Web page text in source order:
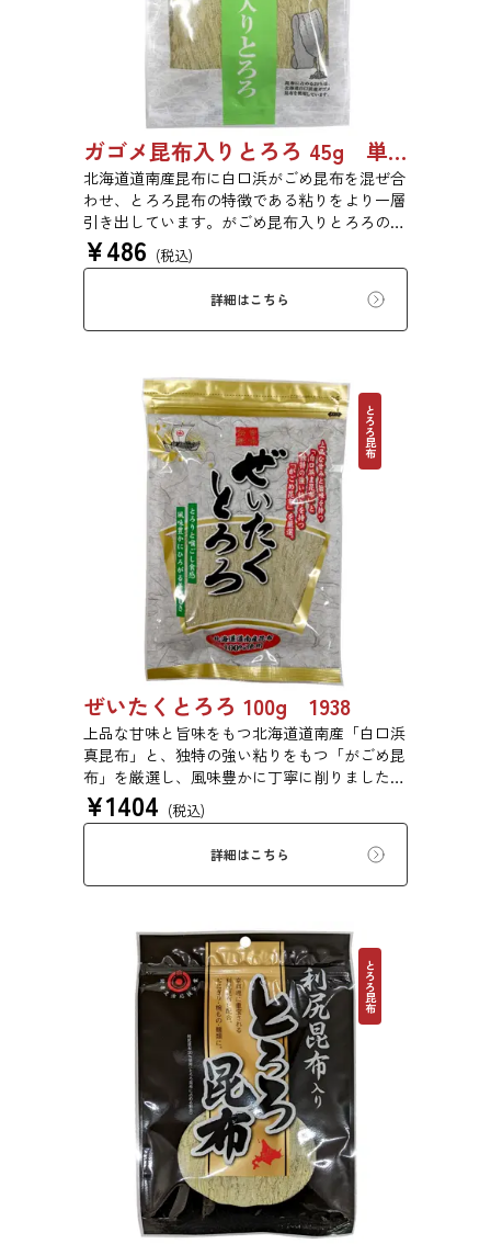
ガゴメ昆布入りとろろ 45g 単品 5袋セット 20袋セット 1774
北海道道南産昆布に白口浜がごめ昆布を混ぜ合
わせ、とろろ昆布の特徴である粘りをより一層
引き出しています。がごめ昆布入りとろろの粘
りと旨味をぜひご賞味ください。
¥486 (税込)
詳細はこちら
とろろ昆布
ぜいたくとろろ 100g 1938
上品な甘味と旨味をもつ北海道道南産「白口浜
真昆布」と、独特の強い粘りをもつ「がごめ昆
布」を厳選し、風味豊かに丁寧に削りました。
ぜいたくな味を、思う存分にご堪能ください。
¥1404 (税込)
詳細はこちら
とろろ昆布